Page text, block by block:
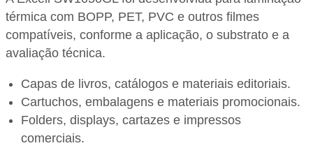
térmica com BOPP, PET, PVC e outros filmes
compatíveis, conforme a aplicação, o substrato e a
avaliação técnica.
Capas de livros, catálogos e materiais editoriais.
Cartuchos, embalagens e materiais promocionais.
Folders, displays, cartazes e impressos
comerciais.